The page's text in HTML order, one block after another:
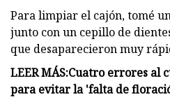
Para limpiar el cajón, tomé
junto con un cepillo de
que desaparecieron muy
LEER MÁS:Cuatro errores al
para evitar la 'falta de